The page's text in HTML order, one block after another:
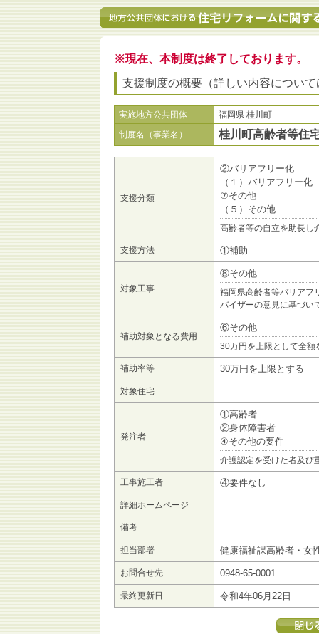
※現在、本制度は終了しております。
支援制度の概要（詳しい内容につい
実施地方公共団体
福岡県 桂川町
制度名（事業名）
桂川町高齢者等住
支援分類
②バリアフリー化
（１）バリアフリー化
⑦その他
（５）その他
高齢者等の自立を助長し
支援方法 ①補助
対象工事
⑧その他
福岡県高齢者等バリアフ
バイザーの意見に基づい
補助対象となる費用
⑥その他
30万円を上限として全額
補助率等 30万円を上限とする
対象住宅
発注者
①高齢者
②身体障害者
④その他の要件
介護認定を受けた者及び
工事施工者 ④要件なし
詳細ホームページ
備考
担当部署 健康福祉課高齢者・女
お問合せ先 0948-65-0001
最終更新日 令和4年06月22日